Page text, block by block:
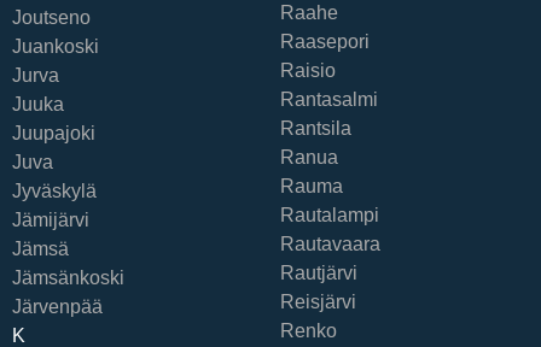
Joutseno
Juankoski
Jurva
Juuka
Juupajoki
Juva
Jyväskylä
Jämijärvi
Jämsä
Jämsänkoski
Järvenpää
K
Raahe
Raasepori
Raisio
Rantasalmi
Rantsila
Ranua
Rauma
Rautalampi
Rautavaara
Rautjärvi
Reisjärvi
Renko